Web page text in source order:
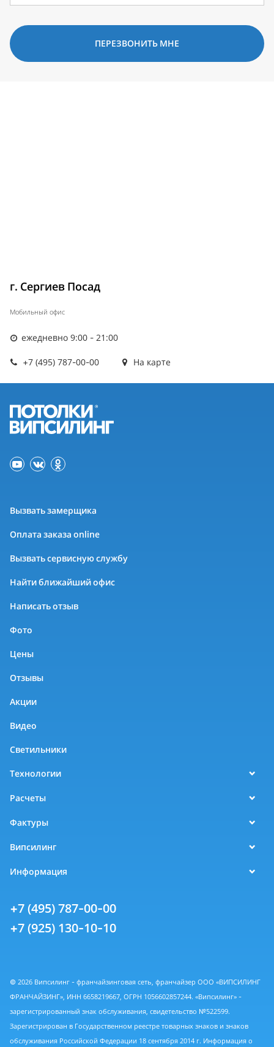
ПЕРЕЗВОНИТЬ МНЕ
г. Сергиев Посад
Мобильный офис
ежедневно 9:00 - 21:00
+7 (495) 787-00-00 На карте
Вызвать замерщика
Оплата заказа online
Вызвать сервисную службу
Найти ближайший офис
Написать отзыв
Фото
Цены
Отзывы
Акции
Видео
Светильники
Технологии
Расчеты
Фактуры
Випсилинг
Информация
+7 (495) 787-00-00
+7 (925) 130-10-10
© 2026 Випсилинг - франчайзинговая сеть, франчайзер ООО «ВИПСИЛИНГ
ФРАНЧАЙЗИНГ», ИНН 6658219667, ОГРН 1056602857244. «Випсилинг» -
зарегистрированный знак обслуживания, свидетельство №522599.
Зарегистрирован в Государственном реестре товарных знаков и знаков
обслуживания Российской Федерации 18 сентября 2014 г. Информация о